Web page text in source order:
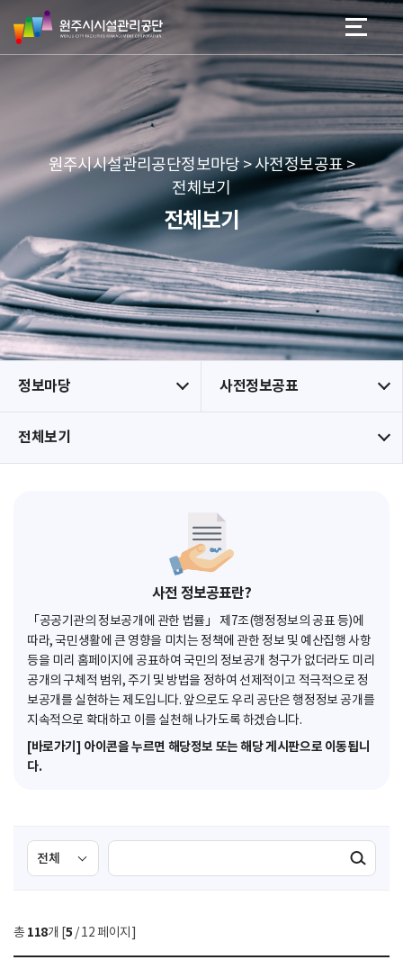
네
본문 바로가기
메뉴 바로가기
원
주
시
리
공
단
원주시시설관리공단정보마당 > 사전정보공표 >
전체보기
전체보기
정보마당 사전정보공표
전체보기
사전 정보공표란?
「공공기관의 정보공개에 관한 법률」 제7조(행정정보의 공표 등)에
따라, 국민생활에 큰 영향을 미치는 정책에 관한 정보 및 예산집행 사항
등을 미리 홈페이지에 공표하여 국민의 정보공개 청구가 없더라도 미리
공개의 구체적 범위, 주기 및 방법을 정하여 선제적이고 적극적으로 정
보공개를 실현하는 제도입니다. 앞으로도 우리 공단은 행정정보 공개를
지속적으로 확대하고 이를 실천해 나가도록 하겠습니다.
[바로가기] 아이콘을 누르면 해당정보 또는 해당 게시판으로 이동됩니
다.
검
색
선
택
색
검색실행
총 118개 [5 / 12 페이지]